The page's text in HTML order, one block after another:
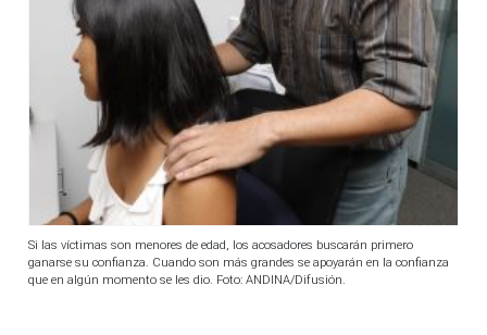
Si las víctimas son menores de edad, los acosadores buscarán primero
ganarse su confianza. Cuando son más grandes se apoyarán en la confianza
que en algún momento se les dio. Foto: ANDINA/Difusión.